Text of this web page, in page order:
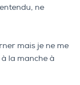
ne
mais je ne me
la manche à